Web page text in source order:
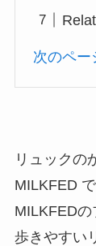
次のペー
リュックの
MILKFED で
MILKFED
歩きやすい